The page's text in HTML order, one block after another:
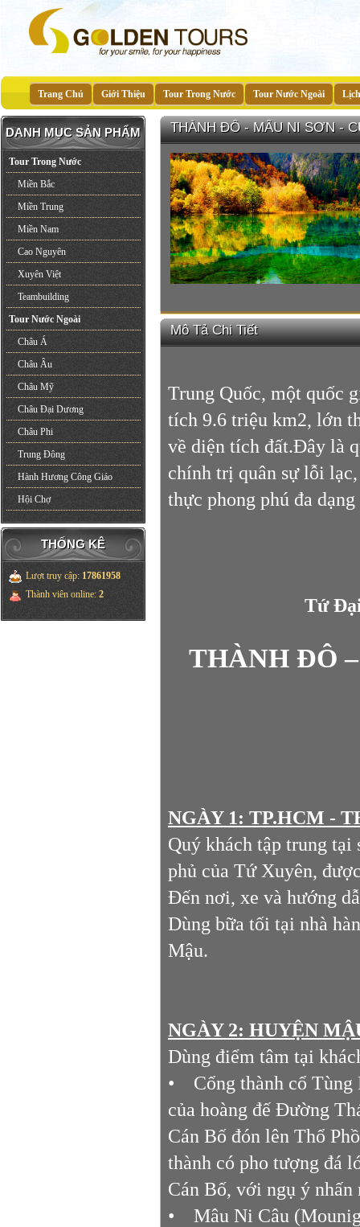
Trang Chủ Giới Thiệu Tour Trong Nước Tour Nước Ngoài
DANH MỤC SẢN PHẨM
Tour Trong Nước
Miền Bắc
Miền Trung
Miền Nam
Cao Nguyên
Xuyên Việt
Teambuilding
Tour Nước Ngoài
Châu Á
Châu Âu
Châu Mỹ
Châu Đại Dương
Châu Phi
Trung Đông
Hành Hương Công Giáo
Hội Chợ
THỐNG KÊ
Lượt truy cập: 17861958
Thành viên online: 2
THÀNH ĐÔ - MÂU NI SƠN -
Mô Tả Chi Tiết
Trung Quốc, một quốc
tích 9.6 triệu km2, lớn
về diện tích đất.Đây là
chính trị quân sự lỗi
thực phong phú đa
Tứ
THÀNH ĐÔ
NGÀY 1: TP.HCM -
Quý khách tập trung tại
phủ của Tứ Xuyên,
Đến nơi, xe và hướng
Dùng bữa tối tại nhà
Mậu.
NGÀY 2: HUYỆN
Dùng điểm tâm tại
• Cổng thành cổ Tùng
của hoàng đế Đường
Cán Bố đón lên Thổ
thành có pho tượng đá
Cán Bố, với ngụ ý nhấn
• Mâu Ni Câu